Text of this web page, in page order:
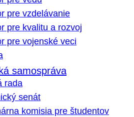
pre vzdelávanie
pre kvalitu a rozvoj
pre vojenské veci
samospráva
rada
senát
komisia pre študentov